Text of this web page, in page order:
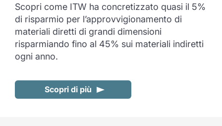
Scopri come ITW ha concretizzato quasi il 5%
di risparmio per l’approvvigionamento di
materiali diretti di grandi dimensioni
risparmiando fino al 45% sui materiali indiretti
ogni anno.
Scopri di più